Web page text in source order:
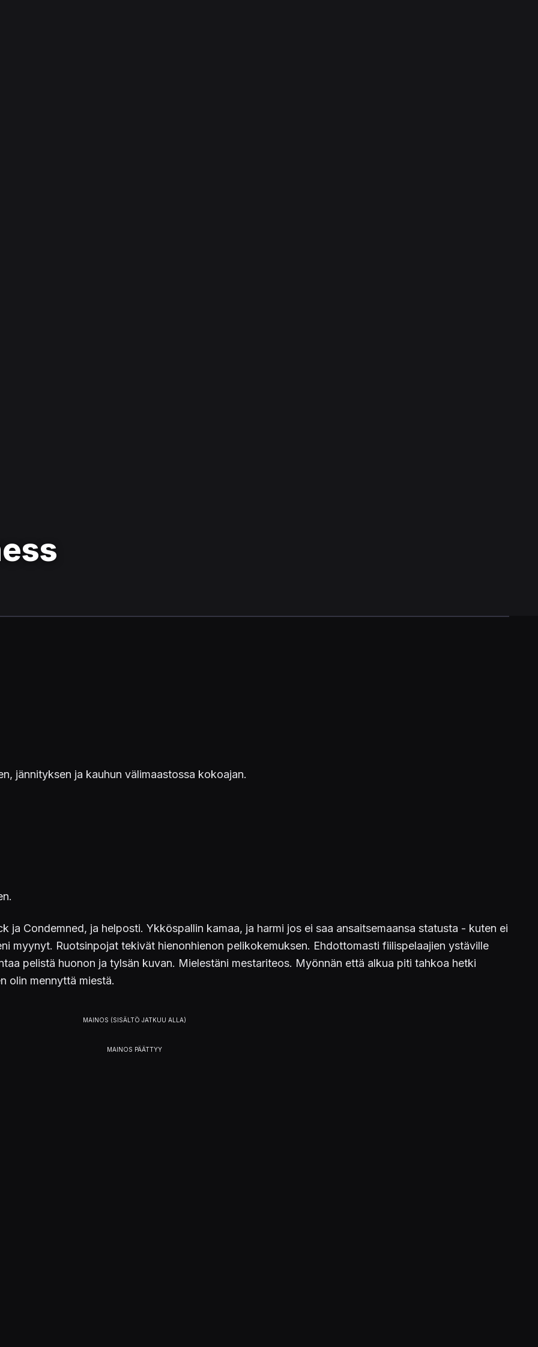
jännityksen ja kauhun välimaastossa kokoajan.
ja Condemned, ja helposti. Ykköspallin kamaa, ja harmi jos ei saa ansaitsemaansa statusta - kuten ei
myynyt. Ruotsinpojat tekivät hienonhienon pelikokemuksen. Ehdottomasti fiilispelaajien ystäville
pelistä huonon ja tylsän kuvan. Mielestäni mestariteos. Myönnän että alkua piti tahkoa hetki
olin mennyttä miestä.